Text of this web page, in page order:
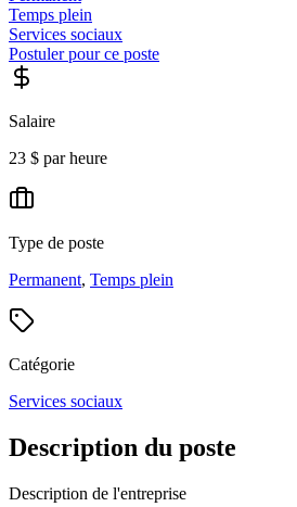
Temps plein
Services sociaux
Postuler pour ce poste
Salaire
23 $ par heure
Type de poste
Permanent, Temps plein
Catégorie
Services sociaux
Description du poste
Description de l'entreprise